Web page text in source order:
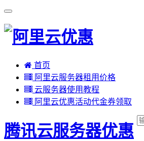
首页
阿里云服务器租用价格
云服务器使用教程
阿里云优惠活动代金券领取
腾讯云服务器优惠